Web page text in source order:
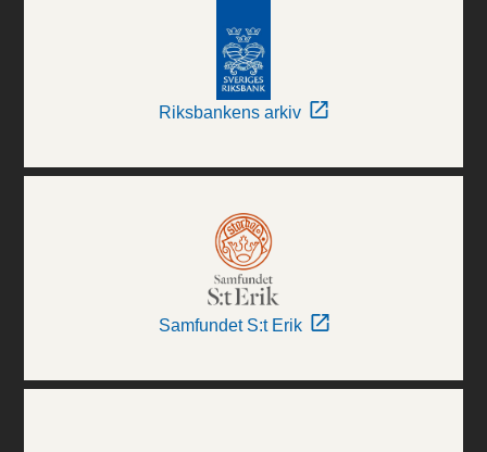
Riksbankens arkiv
Samfundet S:t Erik